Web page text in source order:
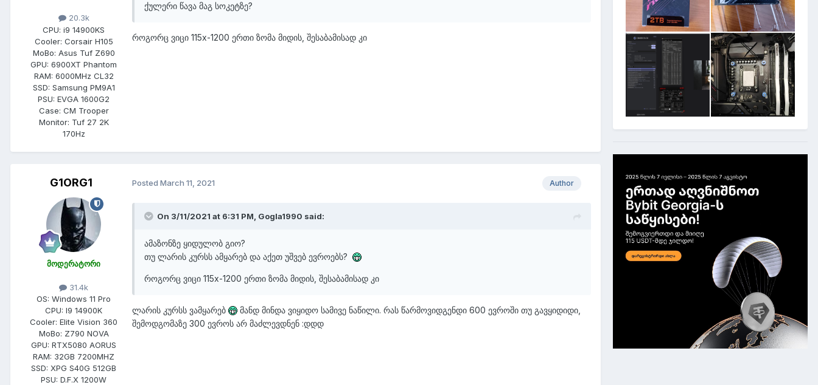
20.3k
CPU: i9 14900KS
Cooler: Corsair H105
MoBo: Asus Tuf Z690
GPU: 6900XT Phantom
RAM: 6000MHz CL32
SSD: Samsung PM9A1
PSU: EVGA 1600G2
Case: CM Trooper
Monitor: Tuf 27 2K
170Hz
ქულერი წავა მაგ სოკეტზე?
როგორც ვიცი 115x-1200 ერთი ზომა მიდის, შესაბამისად კი
G1ORG1
მოდერატორი
31.4k
OS: Windows 11 Pro
CPU: I9 14900K
Cooler: Elite Vision 360
MoBo: Z790 NOVA
GPU: RTX5080 AORUS
RAM: 32GB 7200MHZ
SSD: XPG S40G 512GB
PSU: D.F.X 1200W
Author
Posted March 11, 2021
On 3/11/2021 at 6:31 PM, Gogla1990 said:
ამაზონზე ყიდულობ გიო?
თუ ლარის კურსს ამყარებ და აქეთ უშვებ ევროებს?
როგორც ვიცი 115x-1200 ერთი ზომა მიდის, შესაბამისად კი
ლარის კურსს ვამყარებ
მანდ მინდა ვიყიდო სამივე ნაწილი. რას წარმოვიდგენდი 600 ევროში თუ გავყიდიდი,
შემოდგომაზე 300 ევროს არ მაძლევდნენ :დდდ